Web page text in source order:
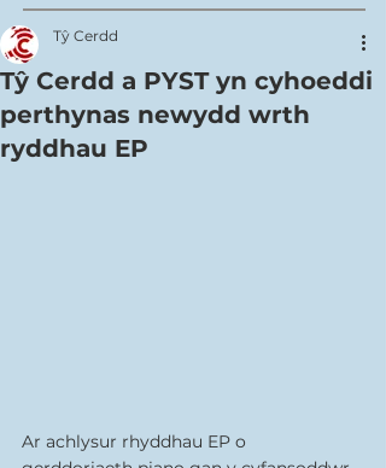
Tŷ Cerdd a PYST yn cyhoeddi
perthynas newydd wrth
ryddhau EP
Tŷ Cerdd
Ar achlysur rhyddhau EP o